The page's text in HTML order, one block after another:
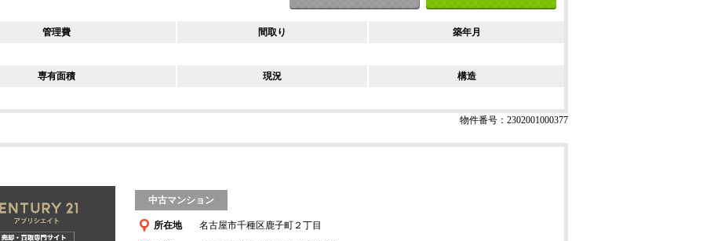
管理費 間取り 築年月
専有面積 現況 構造
物件番号：2302001000377
中古マンション
所在地
名古屋市千種区鹿子町２丁目